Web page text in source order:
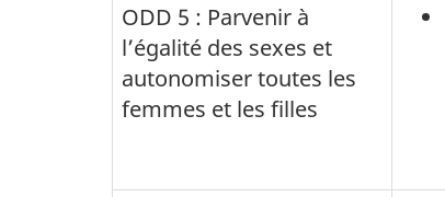
ODD 5 : Parvenir à
l’égalité des sexes et
autonomiser toutes les
femmes et les filles